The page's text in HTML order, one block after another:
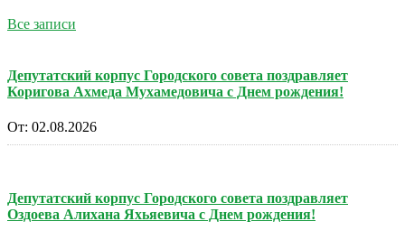
Все записи
Депутатский корпус Городского совета поздравляет
Коригова Ахмеда Мухамедовича с Днем рождения!
От: 02.08.2026
Депутатский корпус Городского совета поздравляет
Оздоева Алихана Яхьяевича с Днем рождения!